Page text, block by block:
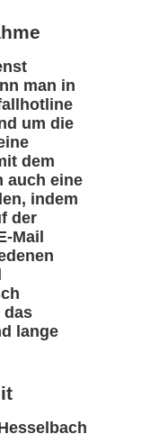
man in
um die
dem
auch eine
indem
der
Mail
das
lange